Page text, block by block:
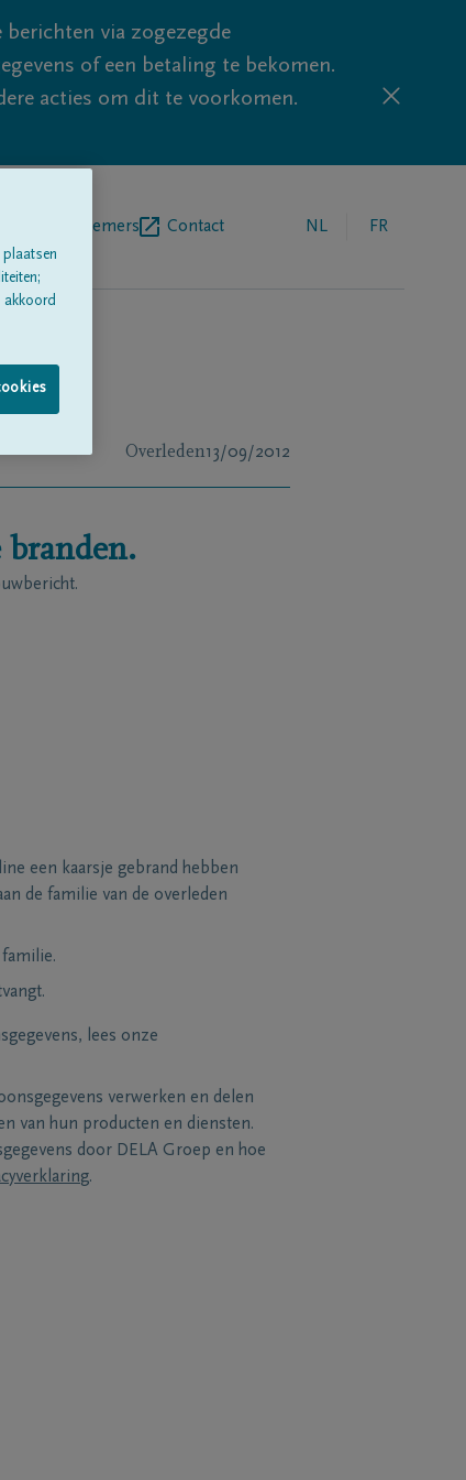
via zogezegde
of een betaling te bekomen.
acties om dit te voorkomen.
Contact NL FR
Overleden13/09/2012
branden.
een kaarsje gebrand hebben
de familie van de overleden
lees onze
verwerken en delen
van hun producten en diensten.
door DELA Groep en hoe
.
akkoord